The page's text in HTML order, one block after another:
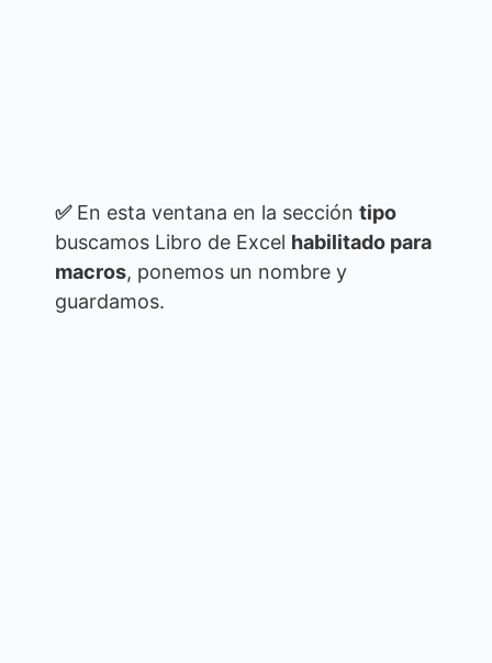
✅En esta ventana en la sección tipo
buscamos Libro de Excel habilitado para
macros, ponemos un nombre y
guardamos.